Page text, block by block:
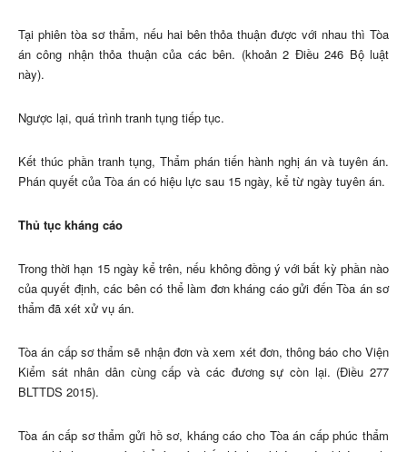
Tại phiên tòa sơ thẩm, nếu hai bên thỏa thuận được với nhau thì Tòa
án công nhận thỏa thuận của các bên. (khoản 2 Điều 246 Bộ luật
này).
Ngược lại, quá trình tranh tụng tiếp tục.
Kết thúc phần tranh tụng, Thẩm phán tiến hành nghị án và tuyên án.
Phán quyết của Tòa án có hiệu lực sau 15 ngày, kể từ ngày tuyên án.
Thủ tục kháng cáo
Trong thời hạn 15 ngày kể trên, nếu không đồng ý với bất kỳ phần nào
của quyết định, các bên có thể làm đơn kháng cáo gửi đến Tòa án sơ
thẩm đã xét xử vụ án.
Tòa án cấp sơ thẩm sẽ nhận đơn và xem xét đơn, thông báo cho Viện
Kiểm sát nhân dân cùng cấp và các đương sự còn lại. (Điều 277
BLTTDS 2015).
Tòa án cấp sơ thẩm gửi hồ sơ, kháng cáo cho Tòa án cấp phúc thẩm